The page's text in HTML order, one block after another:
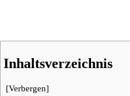
Inhaltsverzeichnis
[Verbergen]